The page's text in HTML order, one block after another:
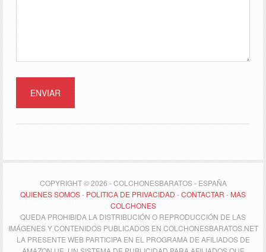
COPYRIGHT © 2026 - COLCHONESBARATOS - ESPAÑA
QUIENES SOMOS- POLITICA DE PRIVACIDAD -CONTACTAR -MAS
COLCHONES
QUEDA PROHIBIDA LA DISTRIBUCIÓN O REPRODUCCIÓN DE LAS
IMÁGENES Y CONTENIDOS PUBLICADOS EN COLCHONESBARATOS.NET
LA PRESENTE WEB PARTICIPA EN EL PROGRAMA DE AFILIADOS DE